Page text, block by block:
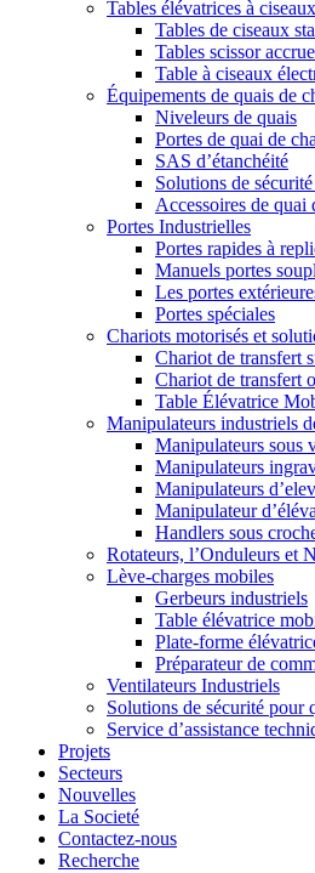
Tables élévatrices à ciseaux
Tables de ciseaux
Tables scissor accrue
Table à ciseaux
Équipements de quais de
Niveleurs de quais
Portes de quai de
SAS d’étanchéité
Solutions de
Accessoires de quai
Portes Industrielles
Portes rapides à
Manuels portes
Les portes
Portes spéciales
Chariots motorisés et
Chariot de transfert
Chariot de transfert
Table Élévatrice
Manipulateurs industriels
Manipulateurs sous
Manipulateurs
Manipulateurs
Manipulateur
Handlers sous
Rotateurs, l’Onduleurs et
Lève-charges mobiles
Gerbeurs industriels
Table élévatrice
Plate-forme
Préparateur de
Ventilateurs Industriels
Solutions de sécurité pour
Service d’assistance
Projets
Secteurs
Nouvelles
La Societé
Contactez-nous
Recherche